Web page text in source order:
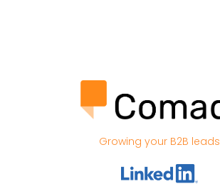
Growing your B2B leads